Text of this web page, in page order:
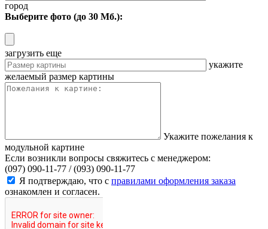
город
Выберите фото (до 30 Мб.):
загрузить еще
укажите
желаемый размер картины
Укажите пожелания к
модульной картине
Если возникли вопросы свяжитесь с менеджером:
(097) 090-11-77 /(093) 090-11-77
Я подтверждаю, что с правилами оформления заказа
ознакомлен и согласен.